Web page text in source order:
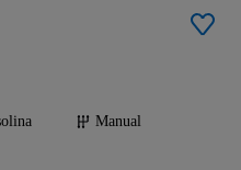
Manual